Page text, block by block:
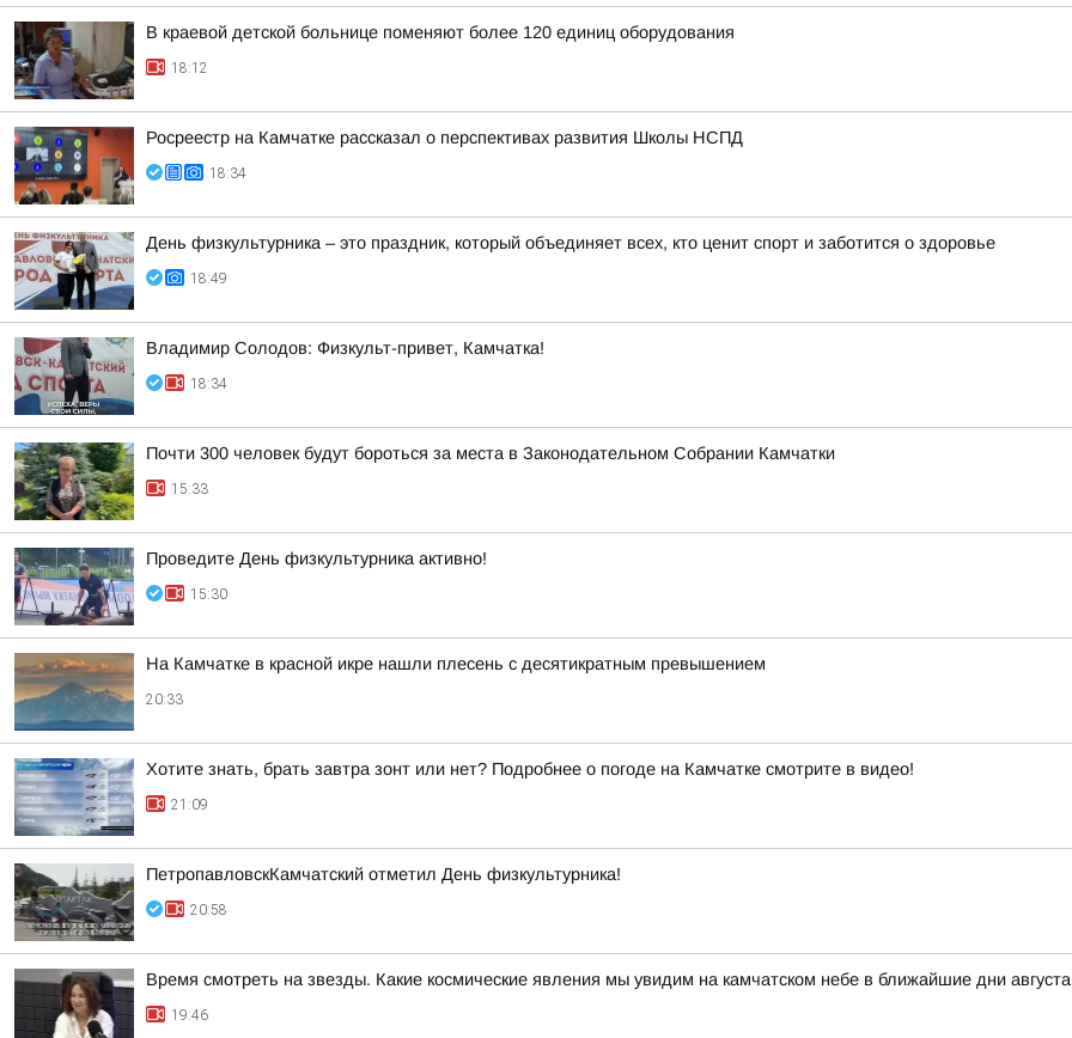
В краевой детской больнице поменяют более 120 единиц оборудования
18:12
Росреестр на Камчатке рассказал о перспективах развития Школы НСПД
18:34
День физкультурника – это праздник, который объединяет всех, кто ценит спорт и заботится о здоровье
18:49
Владимир Солодов: Физкульт-привет, Камчатка!
18:34
Почти 300 человек будут бороться за места в Законодательном Собрании Камчатки
15:33
Проведите День физкультурника активно!
15:30
На Камчатке в красной икре нашли плесень с десятикратным превышением
20:33
Хотите знать, брать завтра зонт или нет? Подробнее о погоде на Камчатке смотрите в видео!
21:09
ПетропавловскКамчатский отметил День физкультурника!
20:58
Время смотреть на звезды. Какие космические явления мы увидим на камчатском небе в ближайшие дни
19:46